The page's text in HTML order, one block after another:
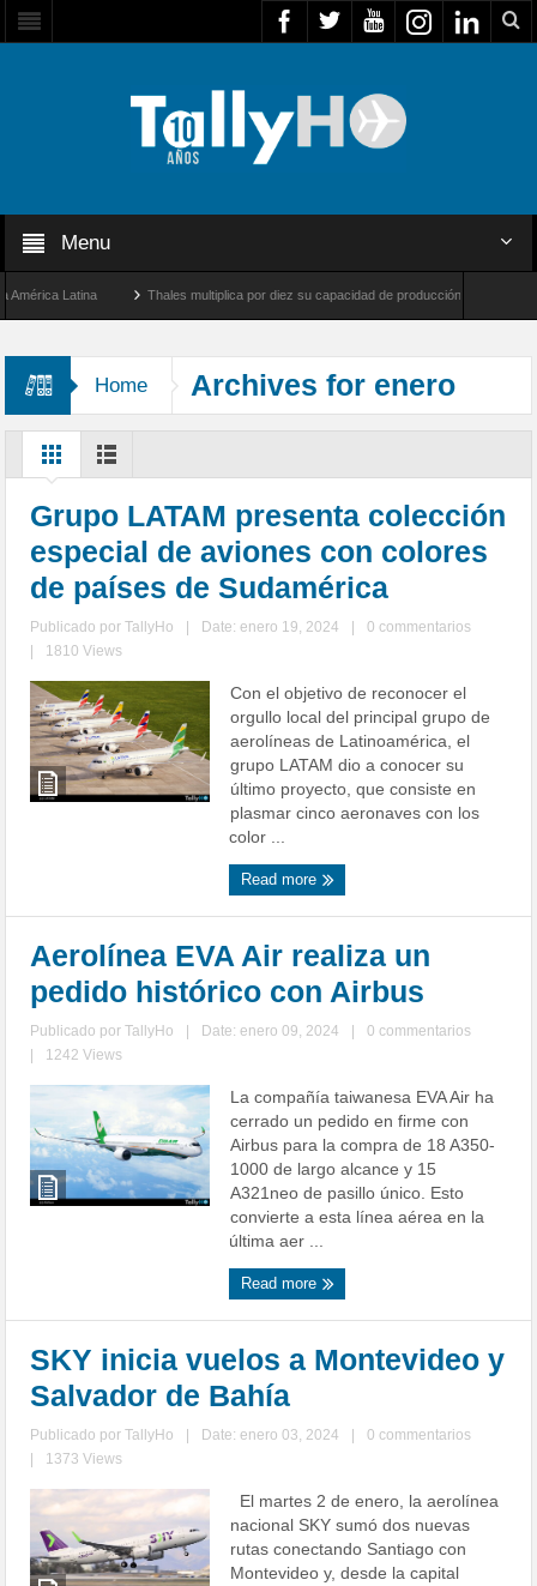
Menu
Latina Thales multiplica por diez su capacidad de producción de radares en
Home
Archives for enero
2024
Grupo LATAM presenta colección
especial de aviones con colores
de países de Sudamérica
Publicado porTallyHo Date: enero 19, 2024
0 commentarios
1810 Views
Con el objetivo de reconocer el
orgullo local del principal grupo de
aerolíneas de Latinoamérica, el
grupo LATAM dio a conocer su
último proyecto, que consiste en
plasmar cinco aeronaves con los
color ...
Read more
Aerolínea EVA Air realiza un
pedido histórico con Airbus
Publicado porTallyHo Date: enero 09, 2024
0 commentarios
1242 Views
La compañía taiwanesa EVA Air ha
cerrado un pedido en firme con
Airbus para la compra de 18 A350-
1000 de largo alcance y 15
A321neo de pasillo único. Esto
convierte a esta línea aérea en la
última aer ...
Read more
SKY inicia vuelos a Montevideo y
Salvador de Bahía
Publicado porTallyHo Date: enero 03, 2024
0 commentarios
1373 Views
El martes 2 de enero, la aerolínea
nacional SKY sumó dos nuevas
rutas conectando Santiago con
Montevideo y, desde la capital